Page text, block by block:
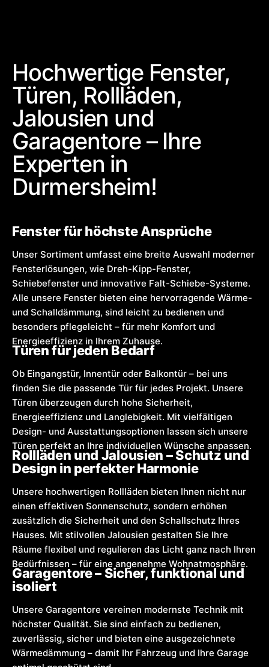
Hochwertige Fenster,
Türen, Rollläden,
Jalousien und
Garagentore – Ihre
Experten in
Durmersheim!
Fenster für höchste Ansprüche
Unser Sortiment umfasst eine breite Auswahl moderner
Fensterlösungen, wie Dreh-Kipp-Fenster,
Schiebefenster und innovative Falt-Schiebe-Systeme.
Alle unsere Fenster bieten eine hervorragende Wärme-
und Schalldämmung, sind leicht zu bedienen und
besonders pflegeleicht – für mehr Komfort und
Energieeffizienz in Ihrem Zuhause.
Türen für jeden Bedarf
Ob Eingangstür, Innentür oder Balkontür – bei uns
finden Sie die passende Tür für jedes Projekt. Unsere
Türen überzeugen durch hohe Sicherheit,
Energieeffizienz und Langlebigkeit. Mit vielfältigen
Design- und Ausstattungsoptionen lassen sich unsere
Türen perfekt an Ihre individuellen Wünsche anpassen.
Rollläden und Jalousien – Schutz und
Design in perfekter Harmonie
Unsere hochwertigen Rollläden bieten Ihnen nicht nur
einen effektiven Sonnenschutz, sondern erhöhen
zusätzlich die Sicherheit und den Schallschutz Ihres
Hauses. Mit stilvollen Jalousien gestalten Sie Ihre
Räume flexibel und regulieren das Licht ganz nach Ihren
Bedürfnissen – für eine angenehme Wohnatmosphäre.
Garagentore – Sicher, funktional und
isoliert
Unsere Garagentore vereinen modernste Technik mit
höchster Qualität. Sie sind einfach zu bedienen,
zuverlässig, sicher und bieten eine ausgezeichnete
Wärmedämmung – damit Ihr Fahrzeug und Ihre Garage